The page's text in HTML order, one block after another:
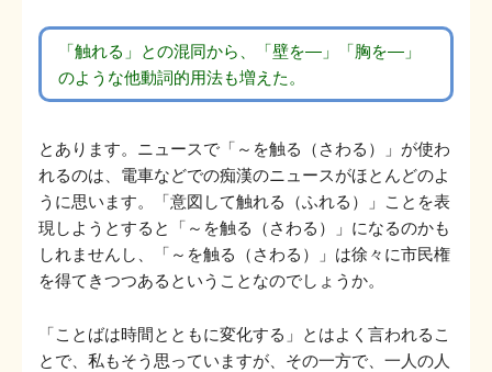
「触れる」との混同から、「壁を―」「胸を―」
のような他動詞的用法も増えた。
とあります。ニュースで「～を触る（さわる）」が使わ
れるのは、電車などでの痴漢のニュースがほとんどのよ
うに思います。「意図して触れる（ふれる）」ことを表
現しようとすると「～を触る（さわる）」になるのかも
しれませんし、「～を触る（さわる）」は徐々に市民権
を得てきつつあるということなのでしょうか。
「ことばは時間とともに変化する」とはよく言われるこ
とで、私もそう思っていますが、その一方で、一人の人